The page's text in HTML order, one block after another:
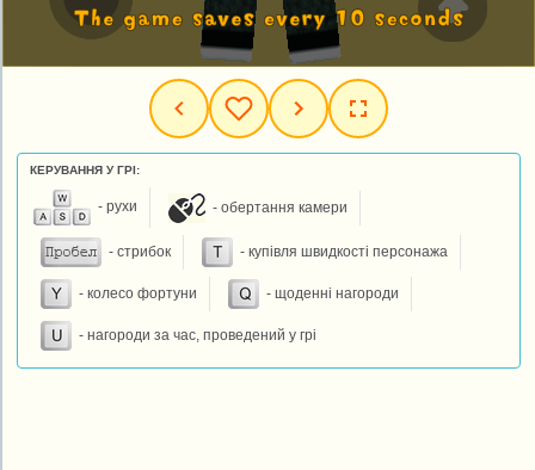
КЕРУВАННЯ У ГРІ:
- рухи - обертання камери
- стрибок - купівля швидкості персонажа
- колесо фортуни - щоденні нагороди
- нагороди за час, проведений у грі